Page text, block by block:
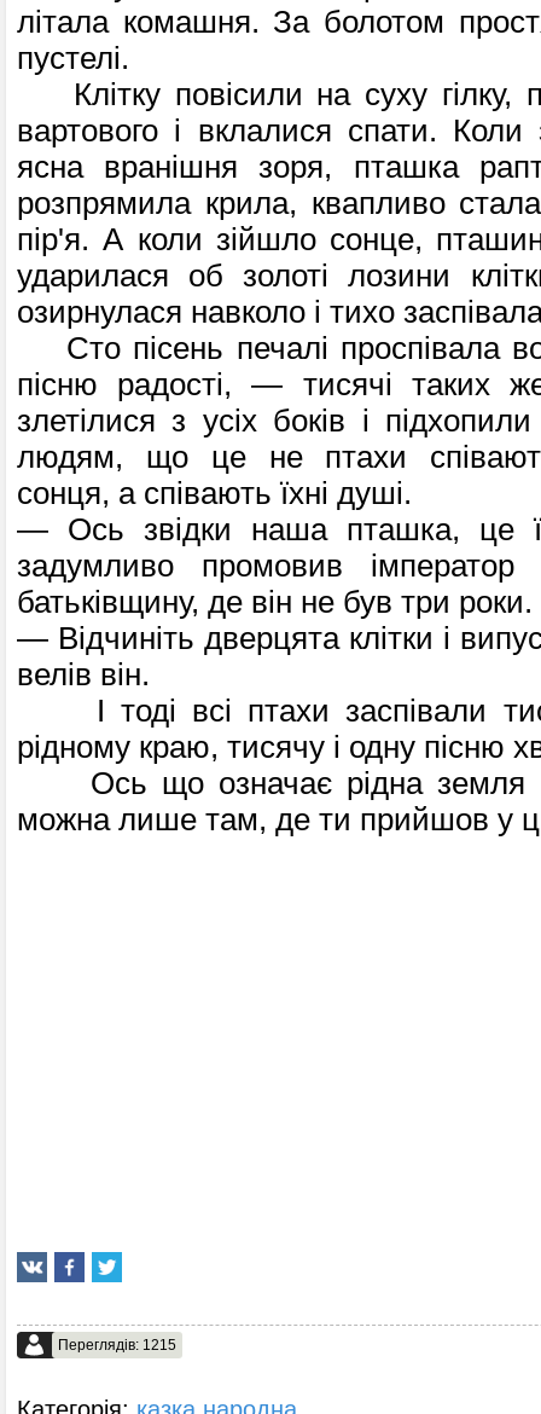
літала комашня. За болотом
пустелі.
Клітку повісили на суху гілку,
вар­тового і вклалися спати. Коли
ясна вранішня зоря, пташка
розпрями­ла крила, квапливо
пір'я. А коли зійшло сонце,
ударилася об золоті лозини
озирнулася навколо і тихо
Сто пісень печалі проспівала
пісню радості, — тисячі таких
злетілися з усіх боків і
людям, що це не птахи
сонця, а співають їхні душі.
— Ось звідки наша пташка, це
задум­ливо промовив
батьківщину, де він не був три роки.
— Відчиніть дверцята клітки і
велів він.
І тоді всі птахи заспівали
рідному краю, тисячу і одну пісню
Ось що означає рідна земля і
можна лише там, де ти прийшов у
Переглядів: 1215